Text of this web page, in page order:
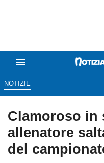
NOTIZIE
Clamoroso in
allenatore
del